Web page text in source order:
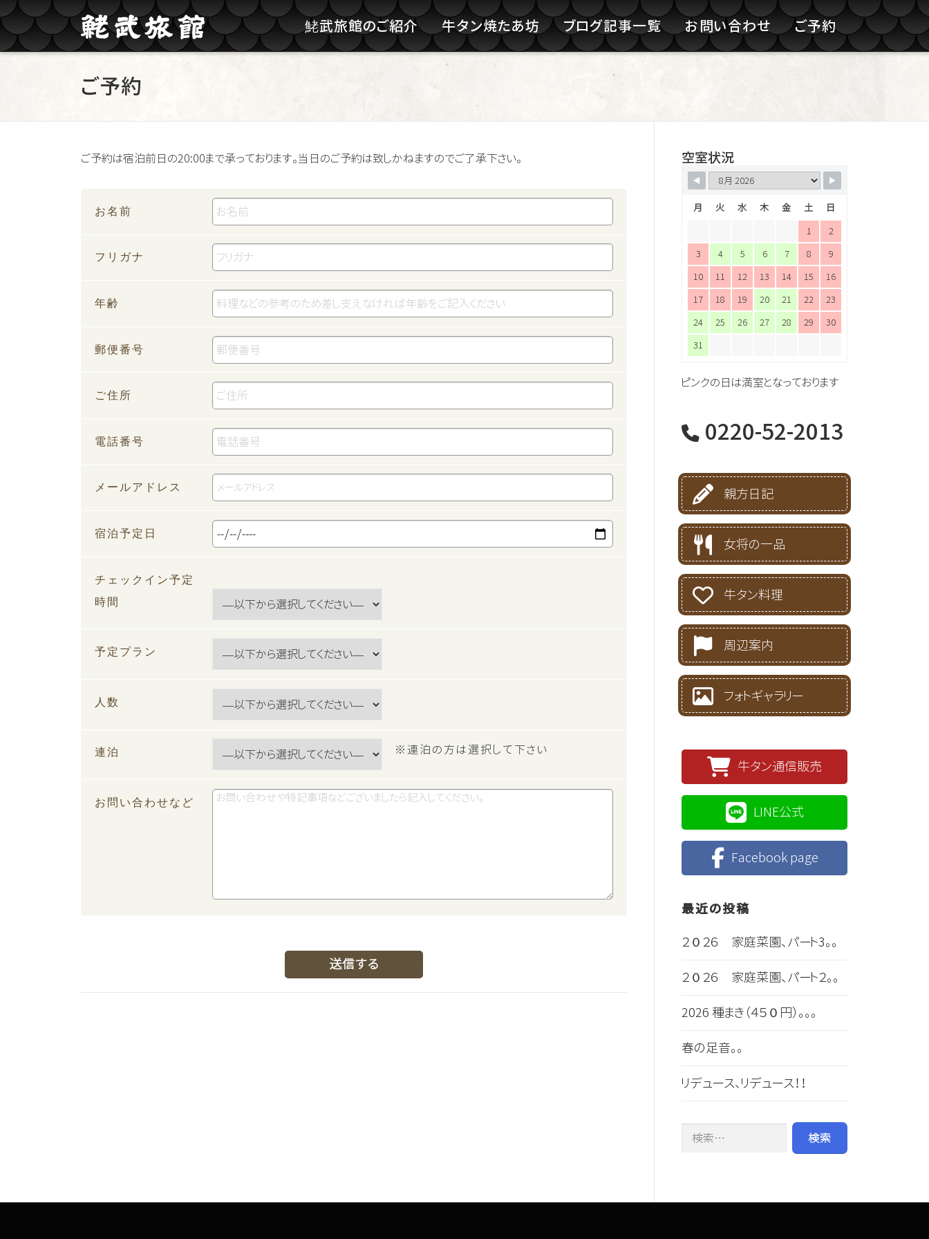
コンテンツへスキップ
鮱武旅館のご紹介 牛タン焼たあ坊 ブログ記事一覧 お問い合わせ ご予約
ご予約
ご予約は宿泊前日の20:00まで承っております。当日のご予約は致しかねますのでご了承下さい。
お名前
フリガナ
年齢
郵便番号
ご住所
電話番号
メールアドレス
宿泊予定日
チェックイン予定
時間
予定プラン
人数
連泊 ※連泊の方は選択して下さい
お問い合わせなど
空室状況
月 火 水 木 金 土
日
1
2
3
4 5 6 7 8
9
10
11 12 13 14 15
16
17
18 19 20 21 22
23
24
25 26 27 28 29
30
31
ピンクの日は満室となっております
0220-52-2013
親方日記
女将の一品
牛タン料理
周辺案内
フォトギャラリー
牛タン通信販売
LINE公式
Facebook page
最近の投稿
２０２６ 家庭菜園、パート3。。
２０２６ 家庭菜園、パート２。。
2026 種まき（４５０円）。。。
春の足音。。
リデュース、リデュース！！